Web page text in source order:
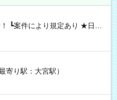
日に現金GET♪ お仕事後はコ
！ 【試用期間】試
寄り駅：大宮駅）